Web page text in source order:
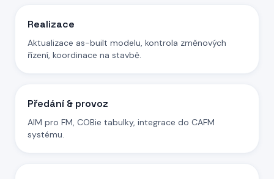
Realizace
Aktualizace as-built modelu, kontrola změnových
řízení, koordinace na stavbě.
Předání & provoz
AIM pro FM, COBie tabulky, integrace do CAFM
systému.